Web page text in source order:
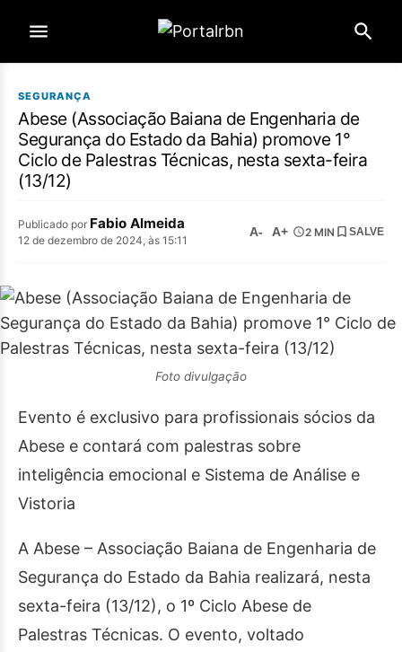
SEGURANÇA
Abese (Associação Baiana de Engenharia de
Segurança do Estado da Bahia) promove 1°
Ciclo de Palestras Técnicas, nesta sexta-feira
(13/12)
Publicado por Fabio Almeida
12 de dezembro de 2024, às 15:11
A- A+ 2 MIN SALVE
Foto divulgação
Evento é exclusivo para profissionais sócios da
Abese e contará com palestras sobre
inteligência emocional e Sistema de Análise e
Vistoria
A Abese – Associação Baiana de Engenharia de
Segurança do Estado da Bahia realizará, nesta
sexta-feira (13/12), o 1º Ciclo Abese de
Palestras Técnicas. O evento, voltado